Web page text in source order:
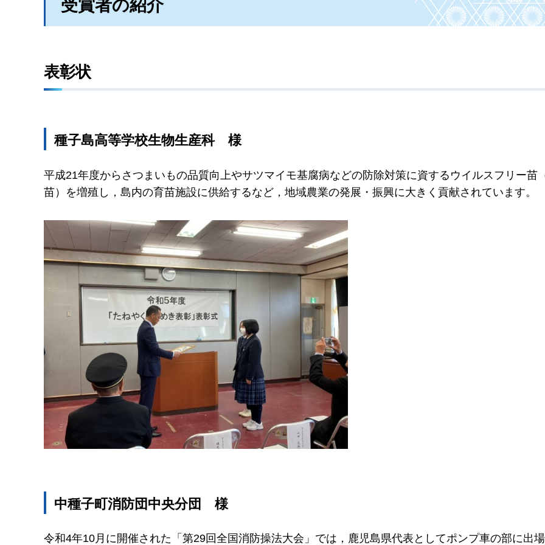
受賞者の紹介
表彰状
種子島高等学校生物生産科 様
平成21年度からさつまいもの品質向上やサツマイモ基腐病などの防除対策に資するウイルスフリー苗
苗）を増殖し，島内の育苗施設に供給するなど，地域農業の発展・振興に大きく貢献されています。
中種子町消防団中央分団 様
令和4年10月に開催された「第29回全国消防操法大会」では，鹿児島県代表としてポンプ車の部に出